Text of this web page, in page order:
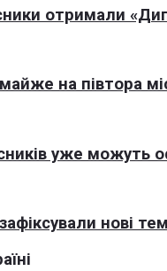
отримали
на півтора
уже можуть
нові